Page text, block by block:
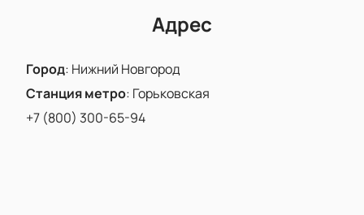
Адрес
Город: Нижний Новгород
Станция метро: Горьковская
+7 (800) 300-65-94